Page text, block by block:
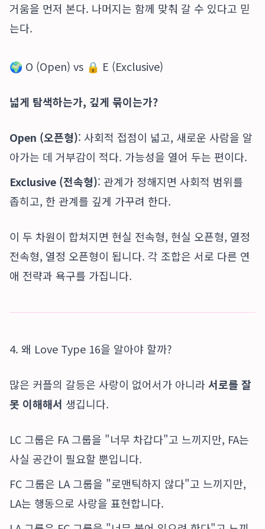
거움을 먼저 본다. 나머지는 함께 맞춰 갈 수 있다고 믿
는다.
🌍 O (Open) vs 🔒 E (Exclusive)
넓게 탐색하는가, 깊게 묶이는가?
Open (오픈형): 사회적 접점이 넓고, 새로운 사람을 알
아가는 데 거부감이 적다. 가능성을 열어 두는 편이다.
Exclusive (전속형): 관계가 정해지면 사회적 범위를
좁히고, 한 관계를 깊게 가꾸려 한다.
이 두 차원이 합쳐지면 현실 전속형, 현실 오픈형, 열정
전속형, 열정 오픈형이 됩니다. 각 조합은 서로 다른 연
애 전략과 욕구를 가집니다.
4. 왜 Love Type 16을 알아야 할까?
많은 커플의 갈등은 사랑이 없어서가 아니라서로를 잘
못 이해해서 생깁니다.
LC 그룹은 FA 그룹을 "너무 차갑다"고 느끼지만, FA는
사실 공간이 필요할 뿐입니다.
FC 그룹은 LA 그룹을 "로맨틱하지 않다"고 느끼지만,
LA는 행동으로 사랑을 표현합니다.